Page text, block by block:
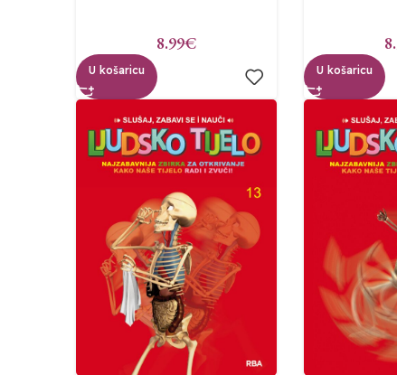
8.99€
U košaricu U košaricu